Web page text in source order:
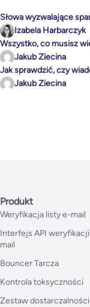
Słowa wyzwalające
Izabela Harbarczyk
Wszystko, co musisz
Jakub Ziecina
Jak sprawdzić, czy
Jakub Ziecina
Produkt
Weryfikacja listy e-mail
Interfejs API
mail
Bouncer Tarcza
Kontrola toksyczności
Zestaw dostarczalności